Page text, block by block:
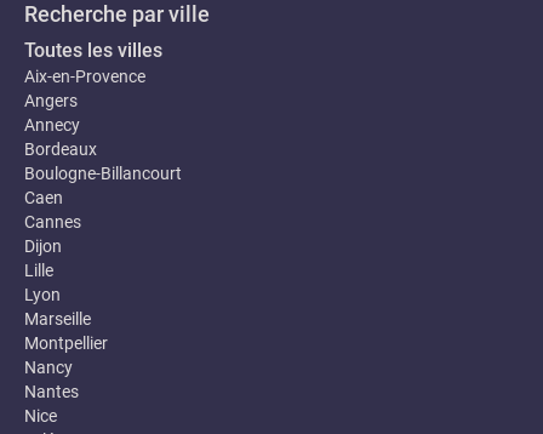
Recherche par ville
Toutes les villes
Aix-en-Provence
Angers
Annecy
Bordeaux
Boulogne-Billancourt
Caen
Cannes
Dijon
Lille
Lyon
Marseille
Montpellier
Nancy
Nantes
Nice